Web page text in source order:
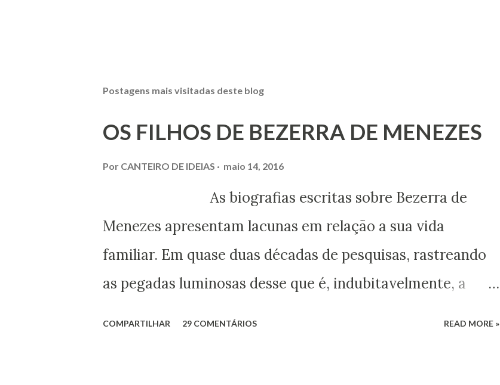
Postagens mais visitadas deste blog
OS FILHOS DE BEZERRA DE MENEZES
Por CANTEIRO DE IDEIAS maio 14, 2016
As biografias escritas sobre Bezerra de
Menezes apresentam lacunas em relação a sua vida
familiar. Em quase duas décadas de pesquisas, rastreando
as pegadas luminosas desse que é, indubitavelmente, a
COMPARTILHAR 29 COMENTÁRIOS READ MORE »